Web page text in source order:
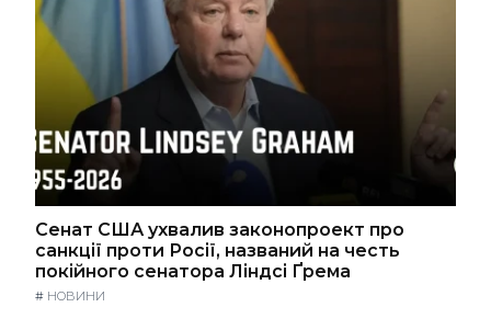
Сенат США ухвалив законопроект про
санкції проти Росії, названий на честь
покійного сенатора Ліндсі Ґрема
# НОВИНИ